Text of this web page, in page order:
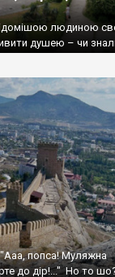
людиною
душею – чи
попса! Муляжна
до дір!..." Но то